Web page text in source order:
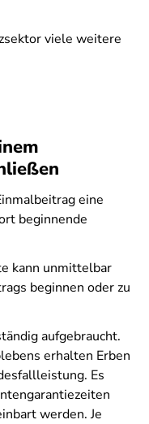
viele weitere
eine
beginnende
kann unmittelbar
beginnen oder zu
aufgebraucht.
erhalten Erben
Es
werden. Je